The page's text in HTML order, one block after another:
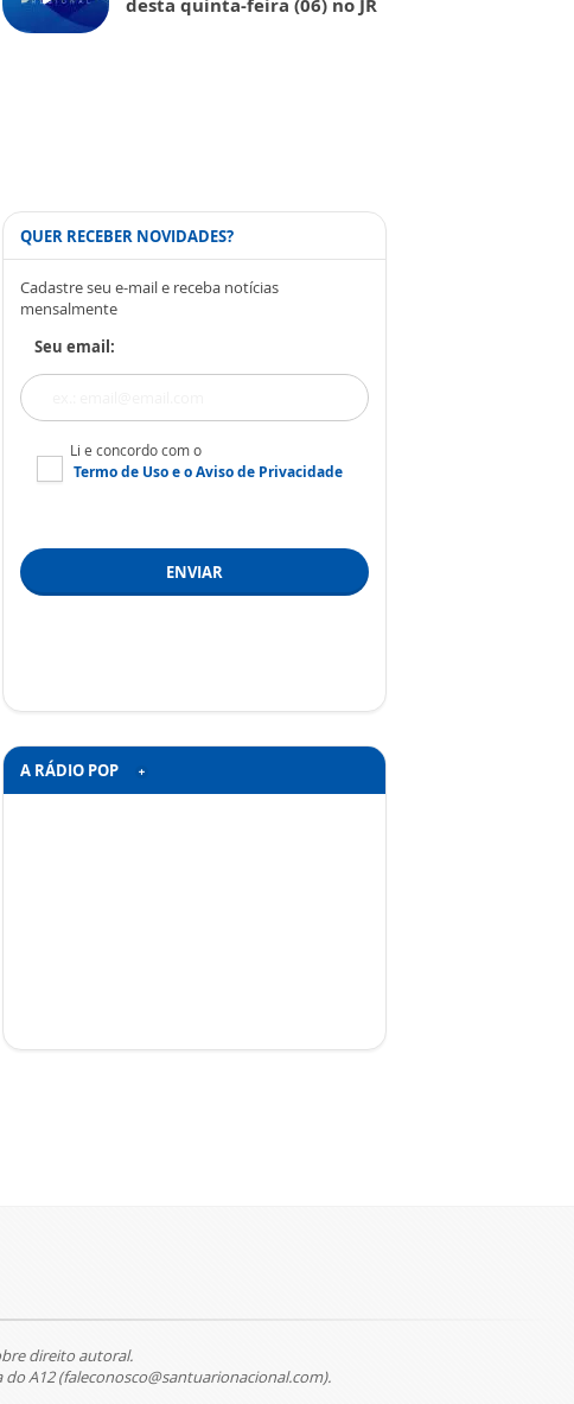
desta quinta-feira (06) no JR
QUER RECEBER NOVIDADES?
Cadastre seu e-mail e receba notícias
mensalmente
Seu email:
Li e concordo com o
Termo de Usoe oAviso de Privacidade
ENVIAR
A RÁDIO POP
direito autoral.
A12 (faleconosco@santuarionacional.com).